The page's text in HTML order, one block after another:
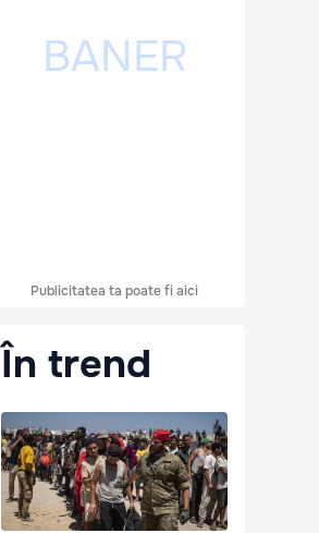
Publicitatea ta poate fi aici
În trend